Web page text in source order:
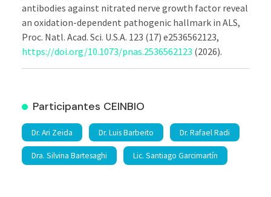
antibodies against nitrated nerve growth factor reveal
an oxidation-dependent pathogenic hallmark in ALS,
Proc. Natl. Acad. Sci. U.S.A. 123 (17) e2536562123,
https://doi.org/10.1073/pnas.2536562123 (2026).
Participantes CEINBIO
Dr. Ari Zeida Dr. Luis Barbeito Dr. Rafael Radi
Dra. Silvina Bartesaghi Lic. Santiago Garcimartín